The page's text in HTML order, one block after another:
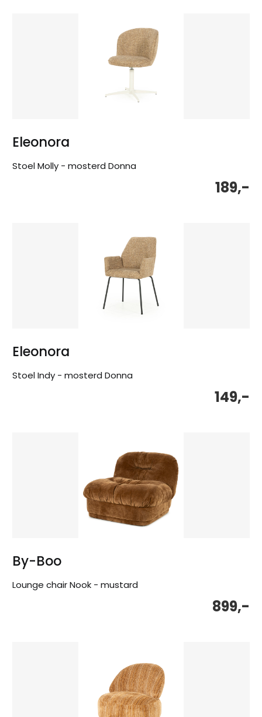
Eleonora
Stoel Molly - mosterd Donna
189,-
Eleonora
Stoel Indy - mosterd Donna
149,-
By-Boo
Lounge chair Nook - mustard
899,-